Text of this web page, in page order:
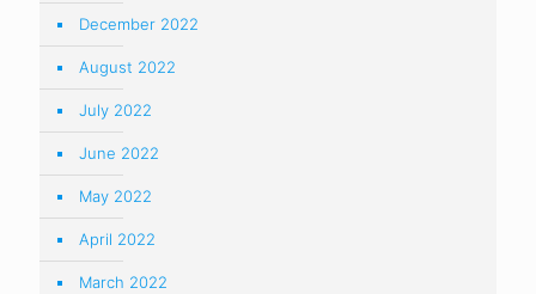
December 2022
August 2022
July 2022
June 2022
May 2022
April 2022
March 2022